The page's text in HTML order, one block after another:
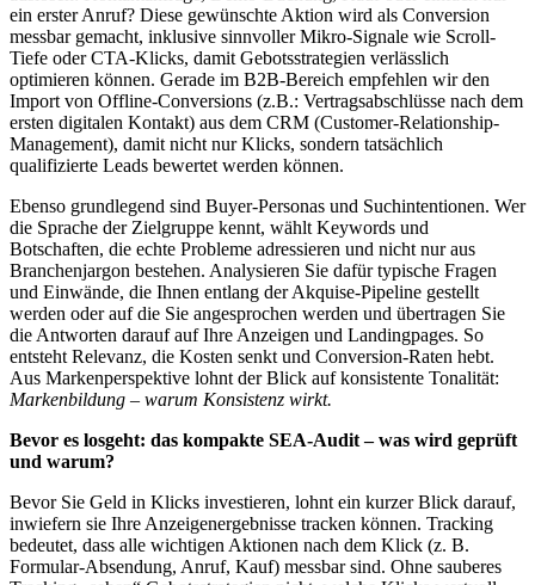
ein erster Anruf? Diese gewünschte Aktion wird als Conversion
messbar gemacht, inklusive sinnvoller Mikro-Signale wie Scroll-
Tiefe oder CTA-Klicks, damit Gebotsstrategien verlässlich
optimieren können. Gerade im B2B-Bereich empfehlen wir den
Import von Offline-Conversions (z.B.: Vertragsabschlüsse nach dem
ersten digitalen Kontakt) aus dem CRM (Customer-Relationship-
Management), damit nicht nur Klicks, sondern tatsächlich
qualifizierte Leads bewertet werden können.
Ebenso grundlegend sind Buyer-Personas und Suchintentionen. Wer
die Sprache der Zielgruppe kennt, wählt Keywords und
Botschaften, die echte Probleme adressieren und nicht nur aus
Branchenjargon bestehen. Analysieren Sie dafür typische Fragen
und Einwände, die Ihnen entlang der Akquise-Pipeline gestellt
werden oder auf die Sie angesprochen werden und übertragen Sie
die Antworten darauf auf Ihre Anzeigen und Landingpages. So
entsteht Relevanz, die Kosten senkt und Conversion-Raten hebt.
Aus Markenperspektive lohnt der Blick auf konsistente Tonalität:
Markenbildung – warum Konsistenz wirkt.
Bevor es losgeht: das kompakte SEA-Audit – was wird geprüft
und warum?
Bevor Sie Geld in Klicks investieren, lohnt ein kurzer Blick darauf,
inwiefern sie Ihre Anzeigenergebnisse tracken können. Tracking
bedeutet, dass alle wichtigen Aktionen nach dem Klick (z. B.
Formular-Absendung, Anruf, Kauf) messbar sind. Ohne sauberes